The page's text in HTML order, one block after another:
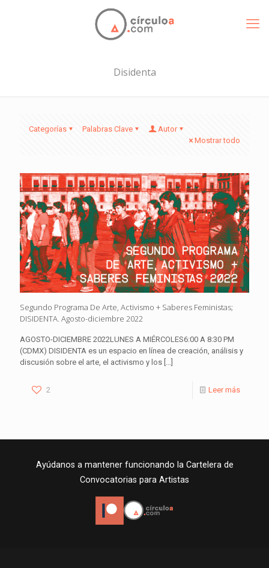
Disidenta
Categorías Palabras Clave
Autor
Mostrar todo
Segundo Programa De Arte, Activismo + Saberes Feministas;
DISIDENTA. Agosto-diciembre 2022
AGOSTO-DICIEMBRE 2022LUNES A MIÉRCOLES6:00 A 8:30 PM
(CDMX) DISIDENTA es un espacio en línea de creación, análisis y
discusión sobre el arte, el activismo y los
2 Leer más
Ayúdanos a mantener funcionando la Cartelera de
Convocatorias para Artistas